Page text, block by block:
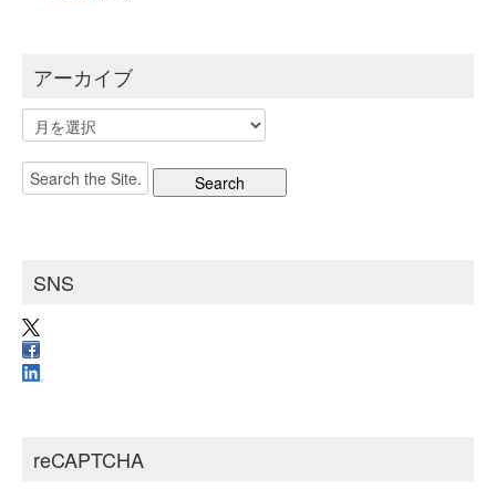
アーカイブ
ア
ー
カ
イ
Search
for:
SNS
reCAPTCHA